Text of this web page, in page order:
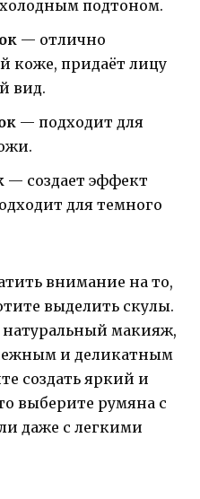
подтоном.
— отлично
коже, придаёт лицу
вид.
— подходит для
— создает эффект
для темного
внимание на то,
выделить скулы.
натуральный макияж,
и деликатным
создать яркий и
выберите румяна с
даже с легкими